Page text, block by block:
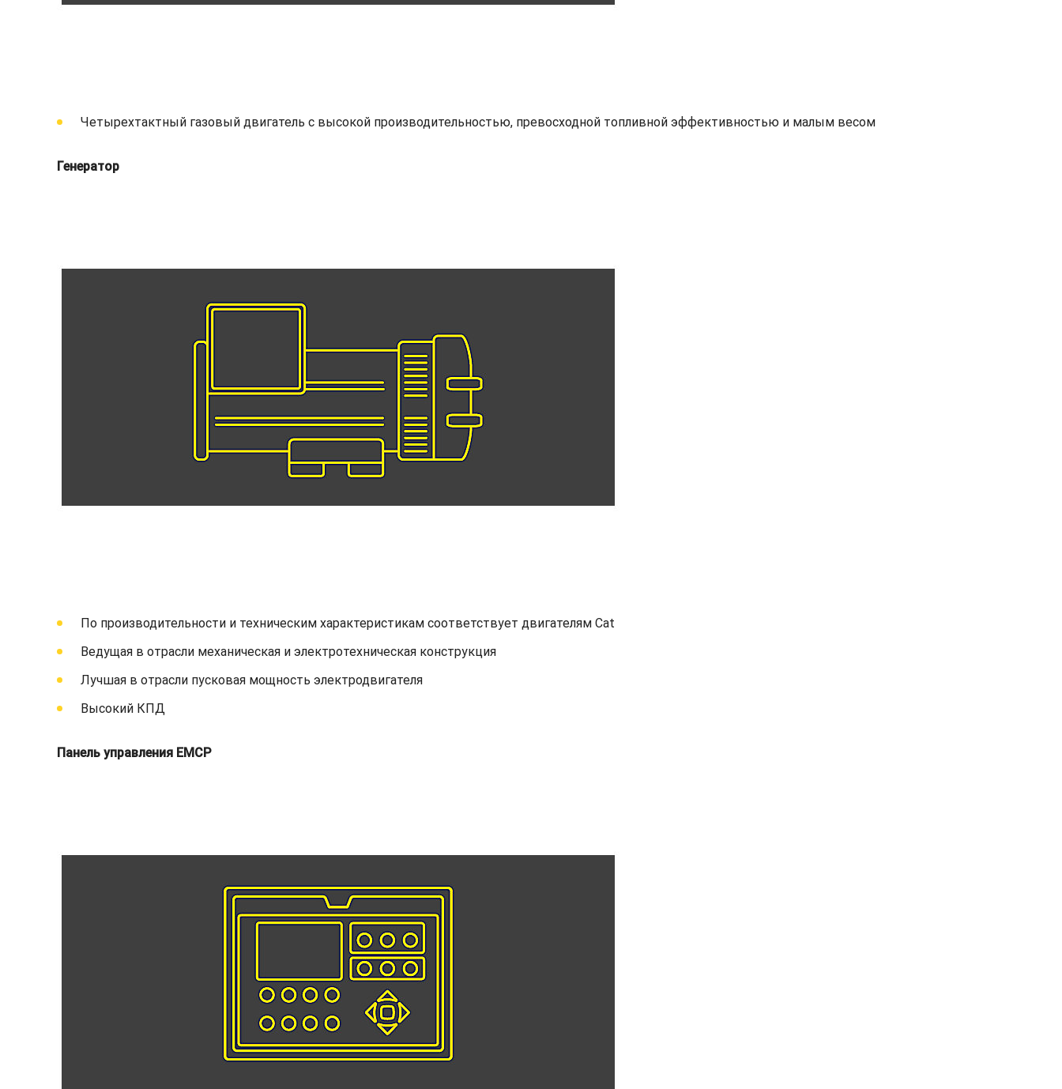
Четырехтактный газовый двигатель с высокой производительностью, превосходной топливной эффективностью и малым весом
Генератор
По производительности и техническим характеристикам соответствует двигателям Cat
Ведущая в отрасли механическая и электротехническая конструкция
Лучшая в отрасли пусковая мощность электродвигателя
Высокий КПД
Панель управления EMCP